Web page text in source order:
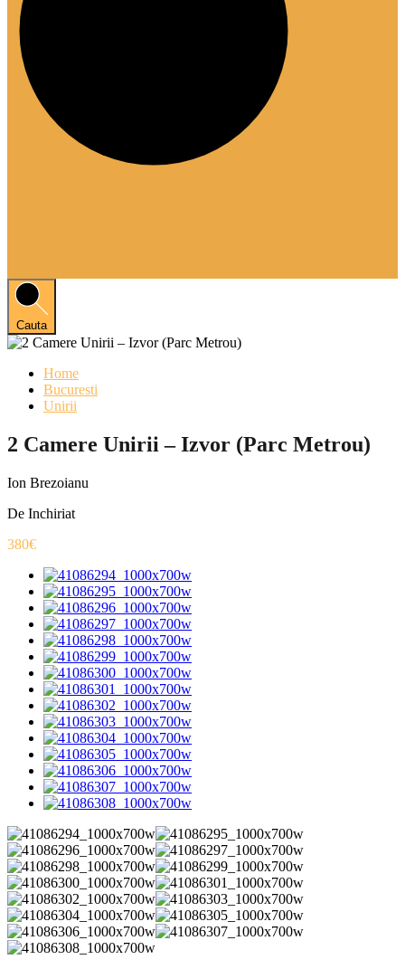
Cauta
Home
Bucuresti
Unirii
2 Camere Unirii – Izvor (Parc Metrou)
Ion Brezoianu
De Inchiriat
380€